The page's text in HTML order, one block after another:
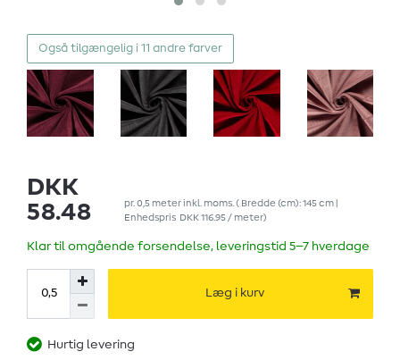
Også tilgængelig i 11 andre farver
DKK
58.48
pr. 0,5 meterinkl. moms. ( Bredde (cm): 145 cm |
Enhedspris DKK 116.95 / meter)
Klar til omgående forsendelse, leveringstid 5–7 hverdage
Læg i kurv
Hurtig levering